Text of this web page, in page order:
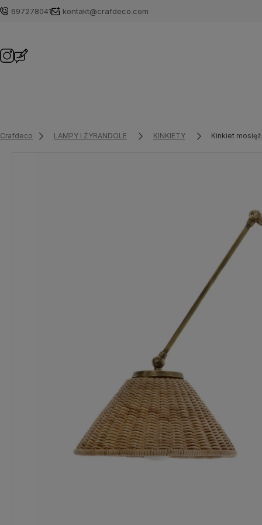
697278041 kontakt@crafdeco.com
Crafdeco LAMPY I ŻYRANDOLE KINKIETY Kinkiet